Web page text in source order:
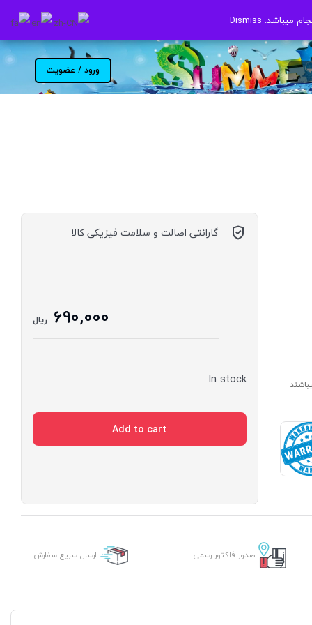
میباشد.Dismiss
ورود / عضویت
میباشد.Dismiss
مدت ساخت 7 الی 14 روز میباشند
گارانتی اصالت و سلامت فیزیکی کالا
690,000 ریال
In stock
Add to cart
صدور فاکتور رسمی ارسال سریع سفارش